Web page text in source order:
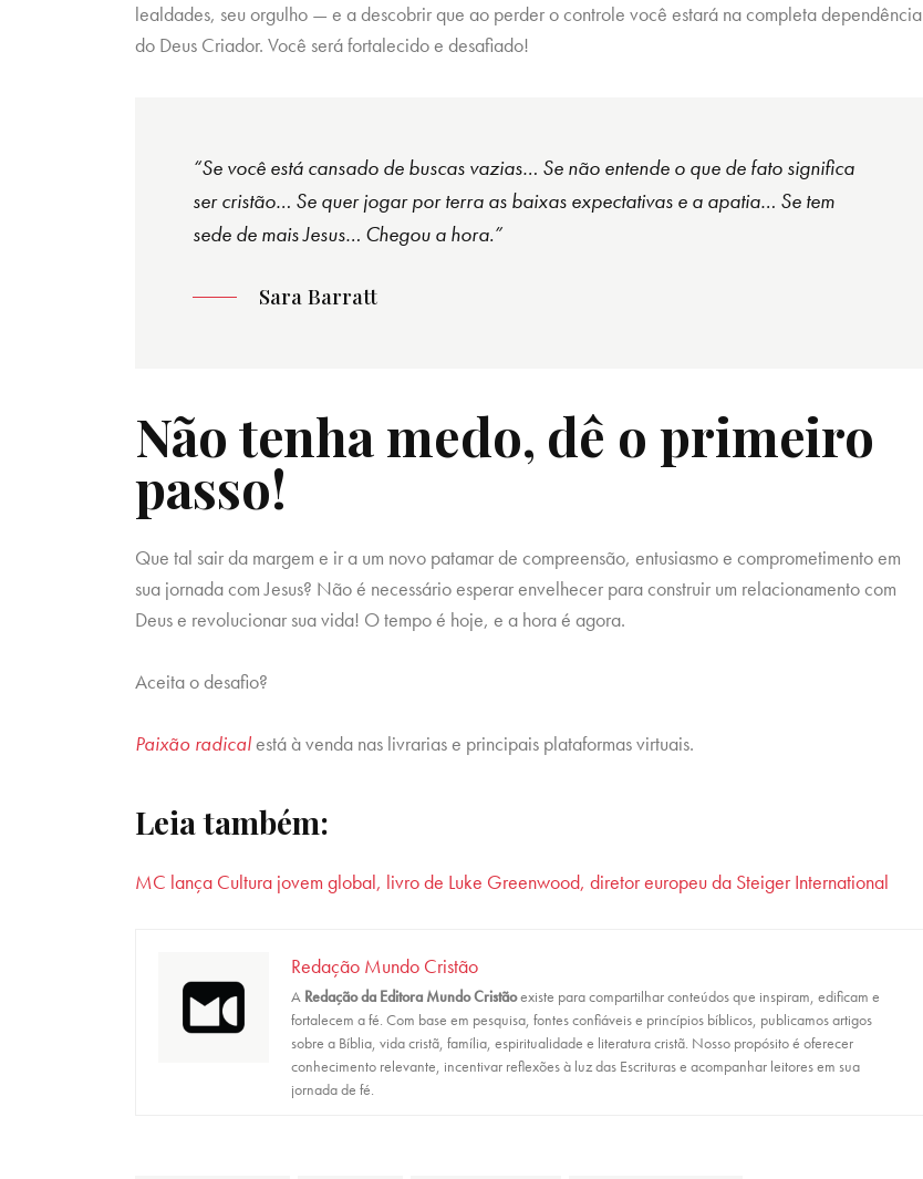
lealdades, seu orgulho — e a descobrir que ao perder o controle você estará na completa dependência
do Deus Criador. Você será fortalecido e desafiado!
“Se você está cansado de buscas vazias… Se não entende o que de fato significa
ser cristão… Se quer jogar por terra as baixas expectativas e a apatia… Se tem
sede de mais Jesus… Chegou a hora.”
Sara Barratt
Não tenha medo, dê o primeiro
passo!
Que tal sair da margem e ir a um novo patamar de compreensão, entusiasmo e comprometimento em
sua jornada com Jesus? Não é necessário esperar envelhecer para construir um relacionamento com
Deus e revolucionar sua vida! O tempo é hoje, e a hora é agora.
Aceita o desafio?
Paixão radicalestá à venda nas livrarias e principais plataformas virtuais.
Leia também:
MC lança Cultura jovem global, livro de Luke Greenwood, diretor europeu da Steiger International
Redação Mundo Cristão
A Redação da Editora Mundo Cristãoexiste para compartilhar conteúdos que inspiram, edificam e
fortalecem a fé. Com base em pesquisa, fontes confiáveis e princípios bíblicos, publicamos artigos
sobre a Bíblia, vida cristã, família, espiritualidade e literatura cristã. Nosso propósito é oferecer
conhecimento relevante, incentivar reflexões à luz das Escrituras e acompanhar leitores em sua
jornada de fé.